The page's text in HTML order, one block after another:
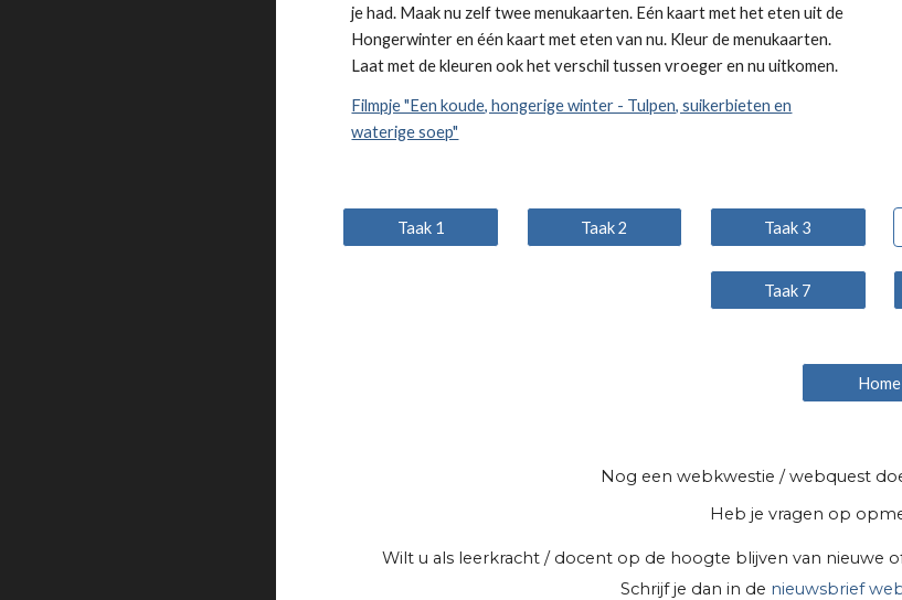
je had. Maak nu zelf twee menukaarten. Eén kaart met het eten uit de
Hongerwinter en één kaart met eten van nu. Kleur de menukaarten.
Laat met de kleuren ook het verschil tussen vroeger en nu uitkomen.
Filmpje "Een koude, hongerige winter - Tulpen, suikerbieten en
waterige soep"
Taak 1 Taak 2 Taak 3
Taak 7
Home
Nog een webkwestie / webquest
Heb je vragen op
Wilt u als leerkracht / docent op de hoogte blijven van nieuwe
Schrijf je dan in de nieuwsbrief